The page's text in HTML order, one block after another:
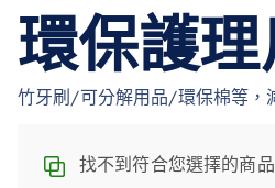
環保護
竹牙刷/可分解用品/環保棉等，
找不到符合您選擇的商品